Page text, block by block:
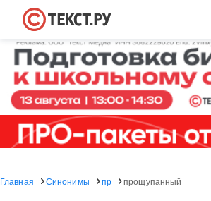
Главная Синонимы пр прощупанный